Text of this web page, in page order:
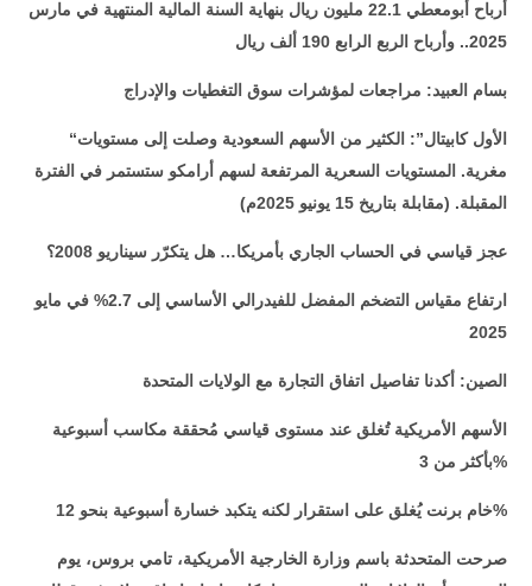
أرباح أبومعطي 22.1 مليون ريال بنهاية السنة المالية المنتهية في مارس
2025.. وأرباح الربع الرابع 190 ألف ريال
بسام العبيد: مراجعات لمؤشرات سوق التغطيات والإدراج
“الأول كابيتال”: الكثير من الأسهم السعودية وصلت إلى مستويات
مغرية. المستويات السعرية المرتفعة لسهم أرامكو ستستمر في الفترة
المقبلة. (مقابلة بتاريخ 15 يونيو 2025م)
عجز قياسي في الحساب الجاري بأمريكا… هل يتكرّر سيناريو 2008؟
ارتفاع مقياس التضخم المفضل للفيدرالي الأساسي إلى 2.7% في مايو
2025
الصين: أكدنا تفاصيل اتفاق التجارة مع الولايات المتحدة
الأسهم الأمريكية تُغلق عند مستوى قياسي مُحققة مكاسب أسبوعية
بأكثر من 3%
خام برنت يُغلق على استقرار لكنه يتكبد خسارة أسبوعية بنحو 12%
صرحت المتحدثة باسم وزارة الخارجية الأمريكية، تامي بروس، يوم